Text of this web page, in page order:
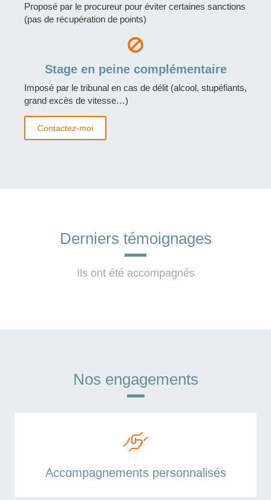
Proposé par le procureur pour éviter certaines sanctions
(pas de récupération de points)
Stage en peine complémentaire
Imposé par le tribunal en cas de délit (alcool, stupéfiants,
grand excès de vitesse…)
Contactez-moi
Derniers témoignages
Ils ont été accompagnés
Nos engagements
Accompagnements personnalisés